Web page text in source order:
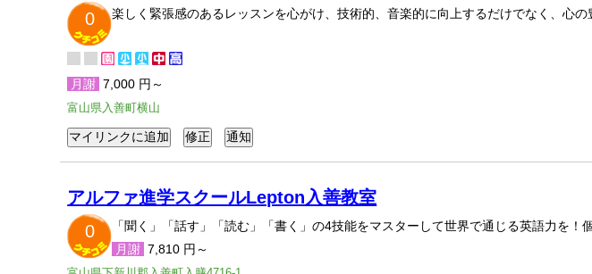
0
楽しく緊張感のあるレッスンを心がけ、技術的、音楽的に向上するだけでなく、心の
月謝 7,000 円～
富山県入善町横山
アルファ進学スクールLepton入善教室
0
「聞く」「話す」「読む」「書く」の4技能をマスターして世界で通じる英語力を！
月謝 7,810 円～